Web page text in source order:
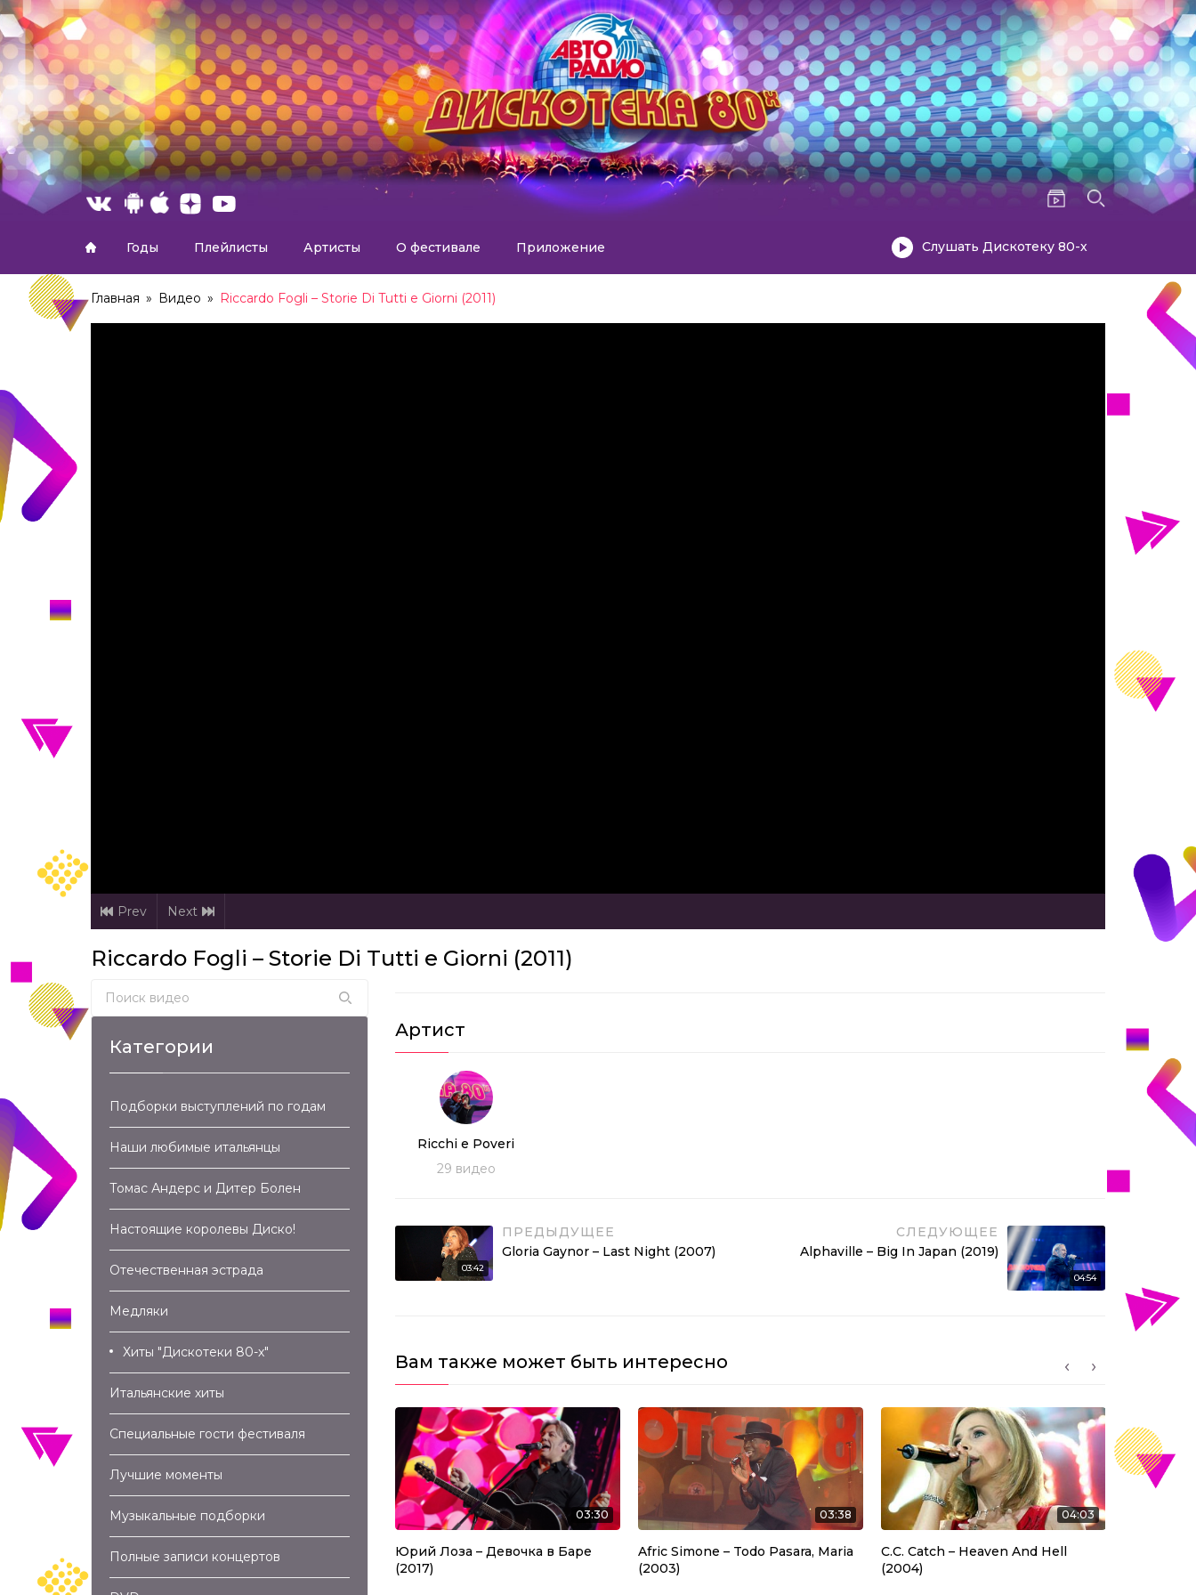
Годы Плейлисты Артисты О фестивале Приложение Слушать Дискотеку 80-х
Главная » Видео » Riccardo Fogli – Storie Di Tutti e Giorni (2011)
Prev Next
Riccardo Fogli – Storie Di Tutti e Giorni (2011)
Артист
Ricchi e Poveri
29 видео
03:42
ПРЕДЫДУЩЕЕ
Gloria Gaynor – Last Night (2007)
СЛЕДУЮЩЕЕ
Alphaville – Big In Japan (2019)
04:54
Вам также может быть интересно
04:55
Гудбай (2015)
Secret Service – Flash In The
03:30
Юрий Лоза – Девочка в Баре
(2017)
03:38
Afric Simone – Todo Pasara, Maria
(2003)
04:03
C.C. Catch – Heaven And Hell
(2004)
Search for:
Категории
Подборки выступлений по годам
Наши любимые итальянцы
Томас Андерс и Дитер Болен
Настоящие королевы Диско!
Отечественная эстрада
Медляки
Хиты "Дискотеки 80-х"
Итальянские хиты
Специальные гости фестиваля
Лучшие моменты
Музыкальные подборки
Полные записи концертов